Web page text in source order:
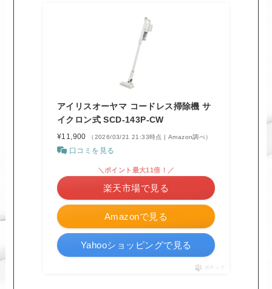
アイリスオーヤマ コードレス掃除機 サ
イクロン式 SCD-143P-CW
¥11,900 （2026/03/21 21:33時点 | Amazon調べ）
口コミを見る
Amazonで見る
＼ポイント最大11倍！／
楽天市場で見る
Yahooショッピングで見る
ポチップ